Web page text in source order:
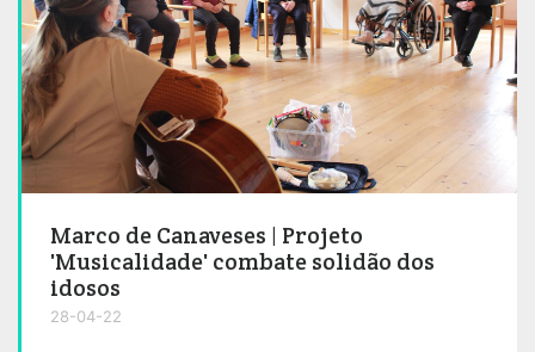
Marco de Canaveses | Projeto
'Musicalidade' combate solidão dos
idosos
28-04-22